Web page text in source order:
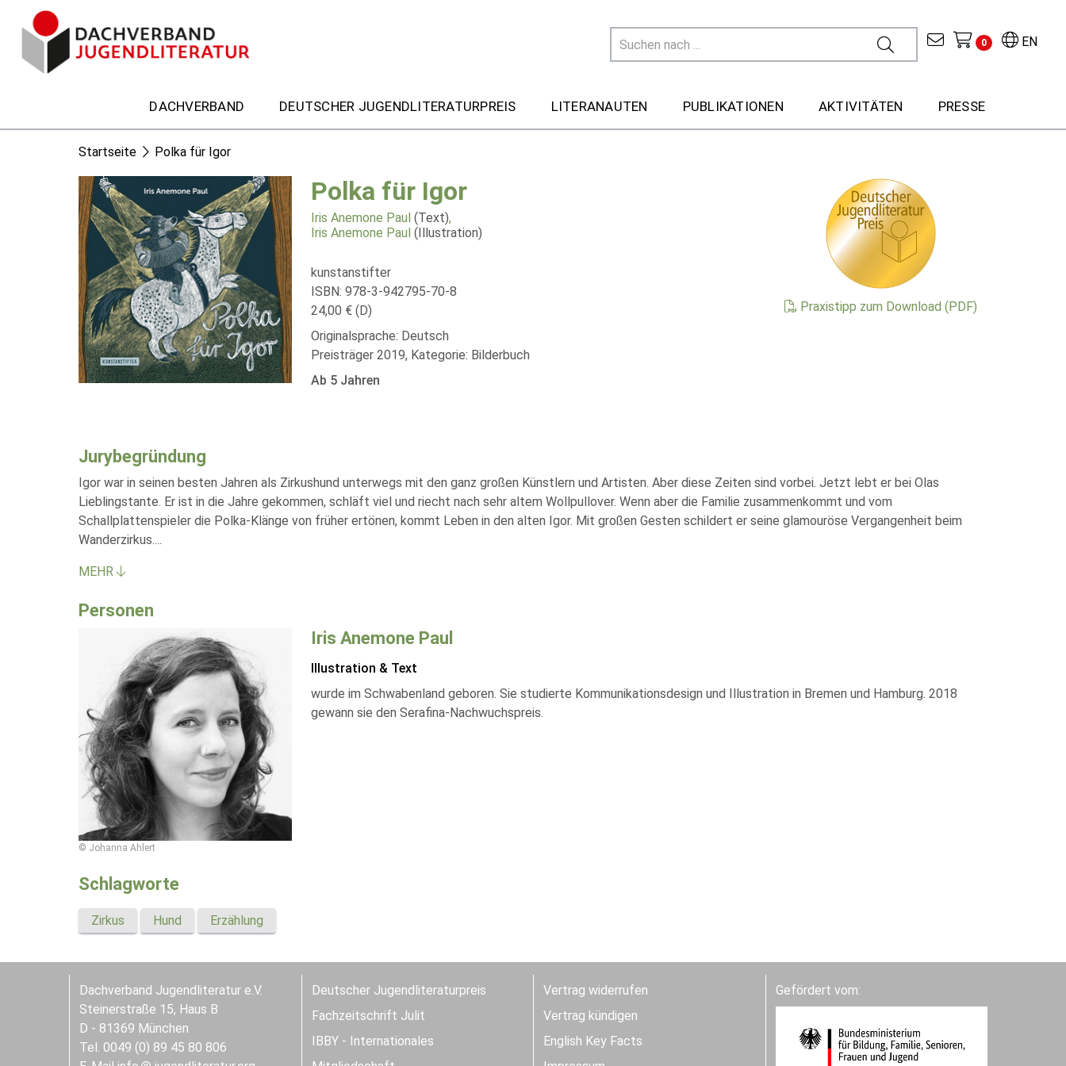
EN
0
DACHVERBAND DEUTSCHER JUGENDLITERATURPREIS LITERANAUTEN PUBLIKATIONEN AKTIVITÄTEN PRESSE
Startseite Polka für Igor
Polka für Igor
Iris Anemone Paul (Text),
Iris Anemone Paul (Illustration)
kunstanstifter
ISBN: 978-3-942795-70-8
24,00 € (D)
Originalsprache: Deutsch
Preisträger 2019, Kategorie: Bilderbuch
Ab 5 Jahren
Praxistipp zum Download (PDF)
Jurybegründung
Igor war in seinen besten Jahren als Zirkushund unterwegs mit den ganz großen Künstlern und Artisten. Aber diese Zeiten sind vorbei. Jetzt lebt er bei Olas
Lieblingstante. Er ist in die Jahre gekommen, schläft viel und riecht nach sehr altem Wollpullover. Wenn aber die Familie zusammenkommt und vom
Schallplattenspieler die Polka-Klänge von früher ertönen, kommt Leben in den alten Igor. Mit großen Gesten schildert er seine glamouröse Vergangenheit beim
Wanderzirkus....
MEHR
Personen
© Johanna Ahlert
Iris Anemone Paul
Illustration & Text
wurde im Schwabenland geboren. Sie studierte Kommunikationsdesign und Illustration in Bremen und Hamburg. 2018
gewann sie den Serafina-Nachwuchspreis.
Schlagworte
Zirkus Hund Erzählung
Dachverband Jugendliteratur e.V.
Steinerstraße 15, Haus B
D - 81369 München
Tel. 0049 (0) 89 45 80 806
Deutscher Jugendliteraturpreis
Fachzeitschrift Julit
IBBY - Internationales
Vertrag widerrufen
Vertrag kündigen
English Key Facts
Gefördert vom: